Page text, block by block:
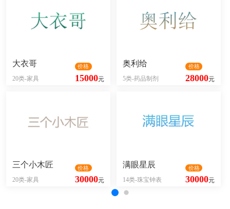
大衣哥
20类-家具 15000元
价格 奥利给
5类-药品制剂 28000元
价格
三个小木匠
20类-家具 30000元
价格 满眼星辰
14类-珠宝钟表 30000元
价格